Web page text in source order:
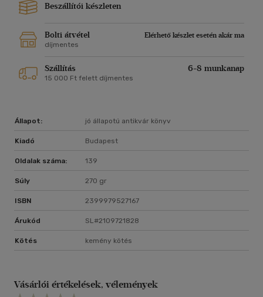
Beszállítói készleten
Bolti átvétel
Elérhető készlet esetén akár ma
díjmentes
Szállítás 6-8 munkanap
15 000 Ft felett díjmentes
Állapot: jó állapotú antikvár könyv
Kiadó Budapest
Oldalak száma: 139
Súly 270 gr
ISBN 2399979527167
Árukód SL#2109721828
Kötés kemény kötés
Vásárlói értékelések, vélemények